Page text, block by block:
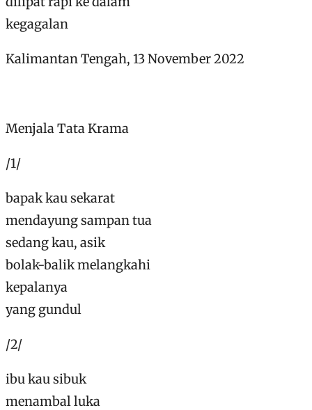
kegagalan
Kalimantan Tengah, 13 November 2022
Menjala Tata Krama
/1/
bapak kau sekarat
mendayung sampan tua
sedang kau, asik
bolak-balik melangkahi
kepalanya
yang gundul
/2/
ibu kau sibuk
menambal luka